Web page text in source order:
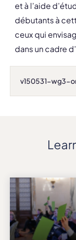
et à l’aide
débutants à
ceux qui
dans un cadre
v150531-wg3-